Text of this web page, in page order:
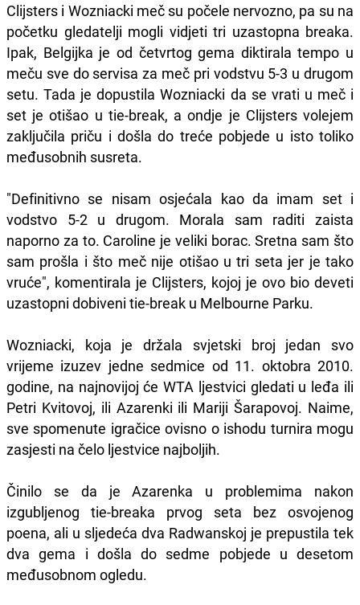
Clijsters i Wozniacki meč su počele nervozno, pa su na
početku gledatelji mogli vidjeti tri uzastopna breaka.
Ipak, Belgijka je od četvrtog gema diktirala tempo u
meču sve do servisa za meč pri vodstvu 5-3 u drugom
setu. Tada je dopustila Wozniacki da se vrati u meč i
set je otišao u tie-break, a ondje je Clijsters volejem
zaključila priču i došla do treće pobjede u isto toliko
međusobnih susreta.
"Definitivno se nisam osjećala kao da imam set i
vodstvo 5-2 u drugom. Morala sam raditi zaista
naporno za to. Caroline je veliki borac. Sretna sam što
sam prošla i što meč nije otišao u tri seta jer je tako
vruće", komentirala je Clijsters, kojoj je ovo bio deveti
uzastopni dobiveni tie-break u Melbourne Parku.
Wozniacki, koja je držala svjetski broj jedan svo
vrijeme izuzev jedne sedmice od 11. oktobra 2010.
godine, na najnovijoj će WTA ljestvici gledati u leđa ili
Petri Kvitovoj, ili Azarenki ili Mariji Šarapovoj. Naime,
sve spomenute igračice ovisno o ishodu turnira mogu
zasjesti na čelo ljestvice najboljih.
Činilo se da je Azarenka u problemima nakon
izgubljenog tie-breaka prvog seta bez osvojenog
poena, ali u sljedeća dva Radwanskoj je prepustila tek
dva gema i došla do sedme pobjede u desetom
međusobnom ogledu.